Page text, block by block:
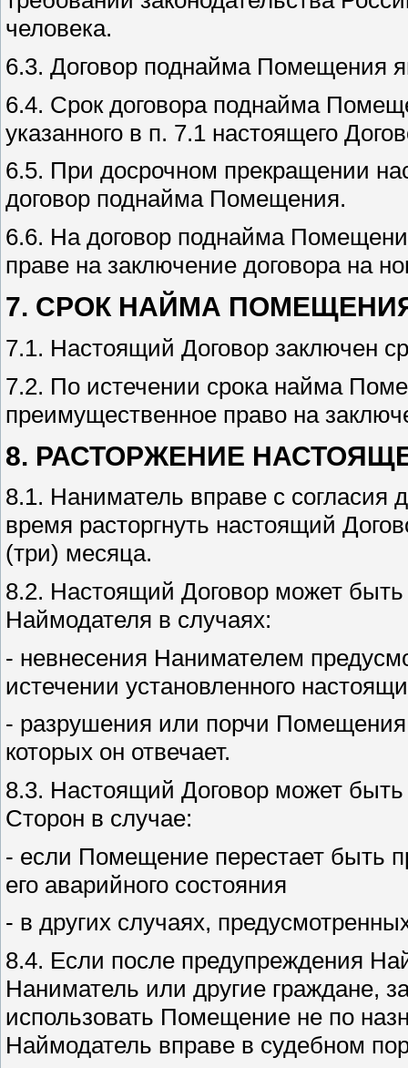
человека.
6.3. Договор поднайма Помещения
6.4. Срок договора поднайма
указанного в п. 7.1 настоящего
6.5. При досрочном прекращении
договор поднайма Помещения.
6.6. На договор поднайма
праве на заключение договора на
7. СРОК НАЙМА
7.1. Настоящий Договор заключен
7.2. По истечении срока найма
преимущественное право на
8. РАСТОРЖЕНИЕ
8.1. Наниматель вправе с
время расторгнуть настоящий
(три) месяца.
8.2. Настоящий Договор может быть
Наймодателя в случаях:
- невнесения Нанимателем
истечении установленного
- разрушения или порчи
которых он отвечает.
8.3. Настоящий Договор может
Сторон в случае:
- если Помещение перестает быть
его аварийного состояния
- в других случаях,
8.4. Если после предупреждения
Наниматель или другие граждане,
использовать Помещение не по
Наймодатель вправе в судебном